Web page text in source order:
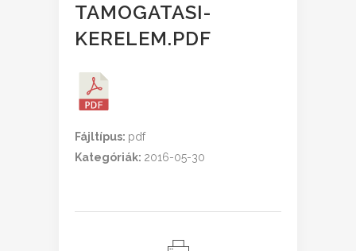
TAMOGATASI-
KERELEM.PDF
Fájltípus: pdf
Kategóriák: 2016-05-30